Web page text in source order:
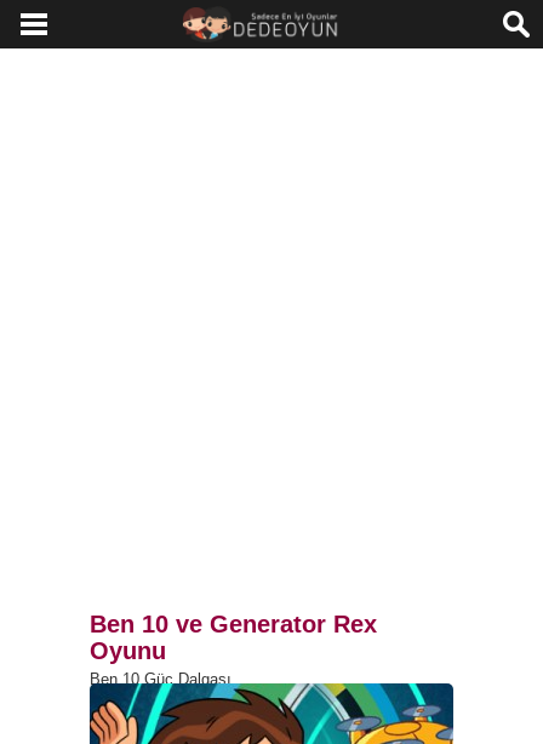
Ben 10 ve Generator Rex
Oyunu
Ben 10 Güç Dalgası